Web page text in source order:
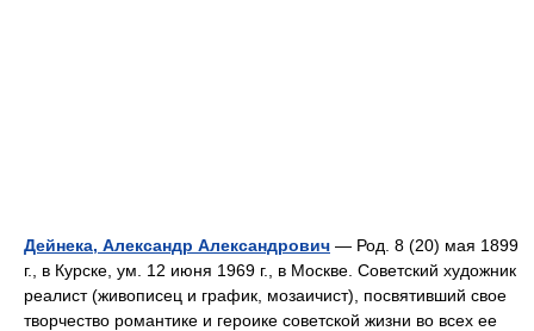
Дейнека, Александр Александрович — Род. 8 (20) мая 1899
г., в Курске, ум. 12 июня 1969 г., в Москве. Советский художник
реалист (живописец и график, мозаичист), посвятивший свое
творчество романтике и героике советской жизни во всех ее